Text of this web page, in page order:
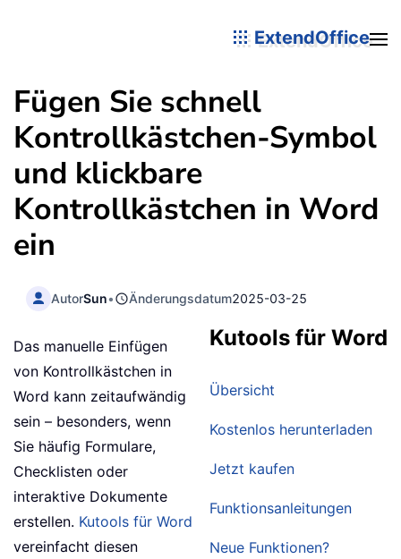
ExtendOffice
Fügen Sie schnell
Kontrollkästchen-Symbol
und klickbare
Kontrollkästchen in Word
ein
AutorSun• Änderungsdatum2025-03-25
Kutools für Word
Übersicht
Kostenlos herunterladen
Jetzt kaufen
Funktionsanleitungen
Neue Funktionen?
Das manuelle Einfügen
von Kontrollkästchen in
Word kann zeitaufwändig
sein – besonders, wenn
Sie häufig Formulare,
Checklisten oder
interaktive Dokumente
erstellen. Kutools für Word
vereinfacht diesen